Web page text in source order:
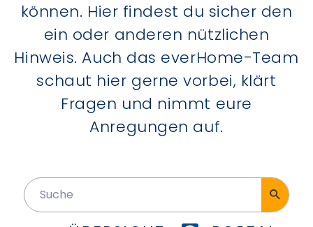
können. Hier findest du sicher den
ein oder anderen nützlichen
Hinweis. Auch das everHome-Team
schaut hier gerne vorbei, klärt
Fragen und nimmt eure
Anregungen auf.